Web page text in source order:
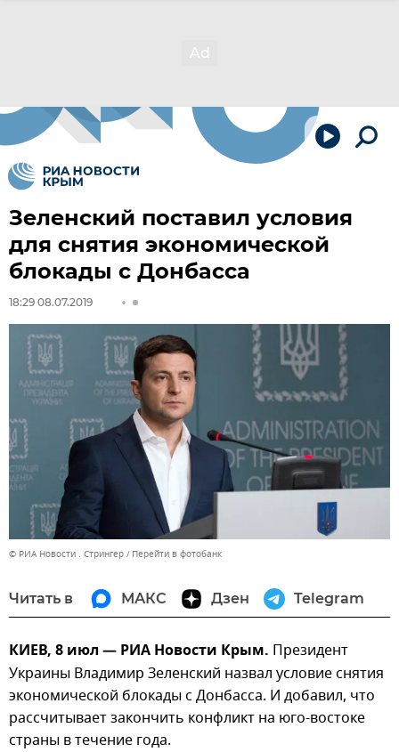
Зеленский поставил условия
для снятия экономической
блокады с Донбасса
18:29 08.07.2019
© РИА Новости . Стрингер Перейти в фотобанк
Читать в МАКС Дзен Telegram
КИЕВ, 8 июл — РИА Новости Крым. Президент
Украины Владимир Зеленский назвал условие снятия
экономической блокады с Донбасса. И добавил, что
рассчитывает закончить конфликт на юго-востоке
страны в течение года.